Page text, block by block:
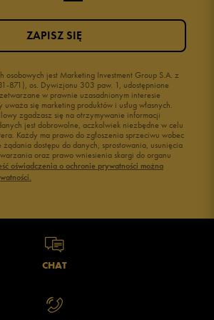
osobowych jest Marketing Investment Group S.A. z
871), os. Dywizjonu 303 paw. 1, udostępnione
w prawnie uzasadnionym interesie
się marketing produktów i usług własnych.
zgadzasz się na otrzymywanie informacji
jest dobrowolne, aczkolwiek niezbędne w celu
Każdy ma prawo do zgłoszenia sprzeciwu wobec
dostępu do danych, sprostowania, usunięcia
oraz prawo wniesienia skargi do organu
oświadczenia o ochronie prywatności można
ZAPISZ SIĘ
CHAT